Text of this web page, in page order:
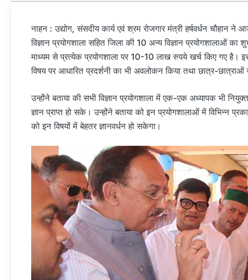
नाहन : उद्योग, संसदीय कार्य एवं श्रम रोजगार मंत्री हर्षवर्धन चौहान ने
विज्ञान प्रयोगशाला सहित जिला की 10 अन्य विज्ञान प्रयोगशालाओं
माध्यम से प्रत्येक प्रयोगशाला पर 10-10 लाख रुपये खर्च किए गए है। इसके
विषय पर आधारित प्रदर्शनी का भी अवलोकन किया तथा छात्र-छात्राओं
उन्होंने बताया की सभी विज्ञान प्रयोगशाला में एक-एक अध्यापक भी नियुक्त
ज्ञान प्राप्त हो सके। उन्होंने बताया को इन प्रयोगशालाओं में
को इन विषयों में बेहतर ज्ञानवर्धन हो सकेगा।